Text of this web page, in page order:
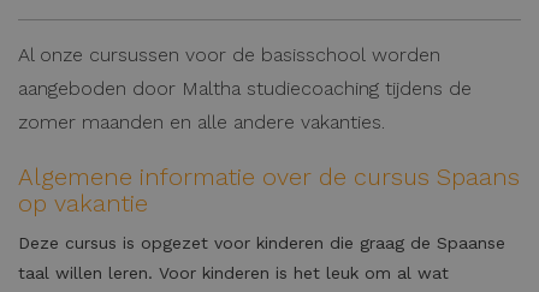
Al onze cursussen voor de basisschool worden
aangeboden door Maltha studiecoaching tijdens de
zomer maanden en alle andere vakanties.
Algemene informatie over de cursus Spaans
op vakantie
Deze cursus is opgezet voor kinderen die graag de Spaanse
taal willen leren. Voor kinderen is het leuk om al wat